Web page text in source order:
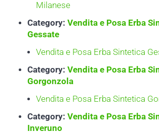
Milanese
Category:Vendita e Posa Erba
Gessate
Vendita e Posa Erba Sintetica
Category:Vendita e Posa Erba
Gorgonzola
Vendita e Posa Erba Sintetica
Category:Vendita e Posa Erba
Inveruno